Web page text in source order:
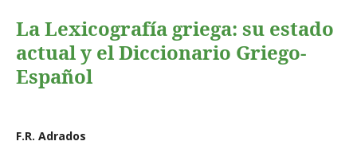
La Lexicografía griega: su estado
actual y el Diccionario Griego-
Español
F.R. Adrados